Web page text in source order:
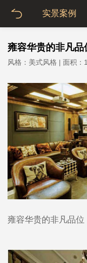
实景案例
雍容华贵的非凡品
风格：美式风格 | 面积：
雍容华贵的非凡品位